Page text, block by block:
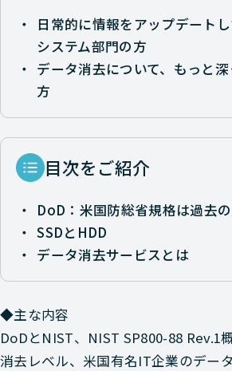
日常的に情報をアップデート
システム部門の方
データ消去について、もっと
方
目次をご紹介
DoD：米国防総省規格は過去
SSDとHDD
データ消去サービスとは
◆主な内容
DoDとNIST、NIST SP800-88 Rev.1
消去レベル、米国有名IT企業のデー